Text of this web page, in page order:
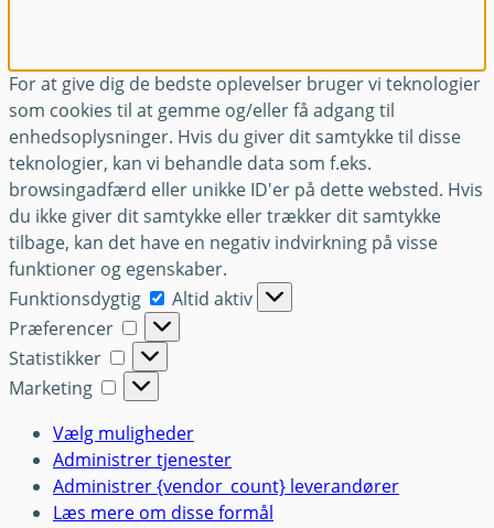
For at give dig de bedste oplevelser bruger vi teknologier
som cookies til at gemme og/eller få adgang til
enhedsoplysninger. Hvis du giver dit samtykke til disse
teknologier, kan vi behandle data som f.eks.
browsingadfærd eller unikke ID'er på dette websted. Hvis
du ikke giver dit samtykke eller trækker dit samtykke
tilbage, kan det have en negativ indvirkning på visse
funktioner og egenskaber.
Funktionsdygtig
Funktionsdygtig
Altid aktiv
Præferencer
Præferencer
Statistikker
Statistikker
Marketing
Marketing
Vælg muligheder
Administrer tjenester
Administrer {vendor_count} leverandører
Læs mere om disse formål